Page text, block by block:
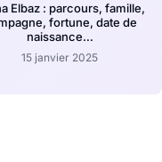
Elbaz : parcours, famille,
fortune, date de
naissance…
15 janvier 2025